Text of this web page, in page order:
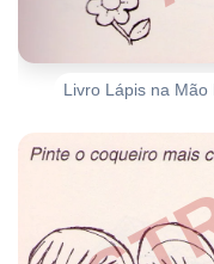
Livro Lápis na Mão